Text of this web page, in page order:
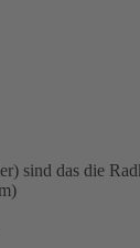
sind das die